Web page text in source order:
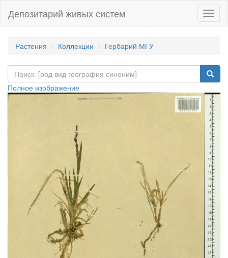
Депозитарий живых систем
Растения Коллекции Гербарий МГУ
Полное изображение